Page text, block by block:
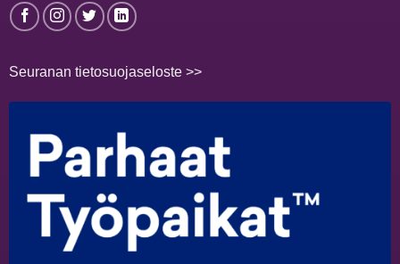
Seuranan tietosuojaseloste >>